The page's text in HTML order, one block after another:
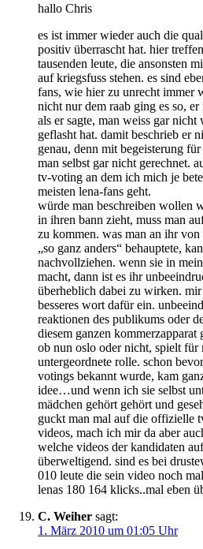
hallo Chris
es ist immer wieder auch die
positiv überrascht hat. hier
tausenden leute, die ansonsten
auf kriegsfuss stehen. es sind
fans, wie hier zu unrecht immer
nicht nur dem raab ging es so,
als er sagte, man weiss gar nicht
geflasht hat. damit beschrieb er
genau, denn mit begeisterung
man selbst gar nicht gerechnet.
tv-voting an dem ich mich je
meisten lena-fans geht.
würde man beschreiben wollen
in ihren bann zieht, muss man
zu kommen. was man an ihr
„so ganz anders“ behauptete,
nachvollziehen. wenn sie in
macht, dann ist es ihr
überheblich dabei zu wirken.
besseres wort dafür ein.
reaktionen des publikums oder
diesem ganzen kommerzapparat
ob nun oslo oder nicht, spielt
untergeordnete rolle. schon
votings bekannt wurde, kam
idee…und wenn ich sie selbst
mädchen gehört gehört und
guckt man mal auf die offizielle
videos, mach ich mir da aber
welche videos der kandidaten
überweltigend. sind es bei
010 leute die sein video noch
lenas 180 164 klicks..mal eben
C. Weiher sagt:
1. März 2010 um 01:05 Uhr